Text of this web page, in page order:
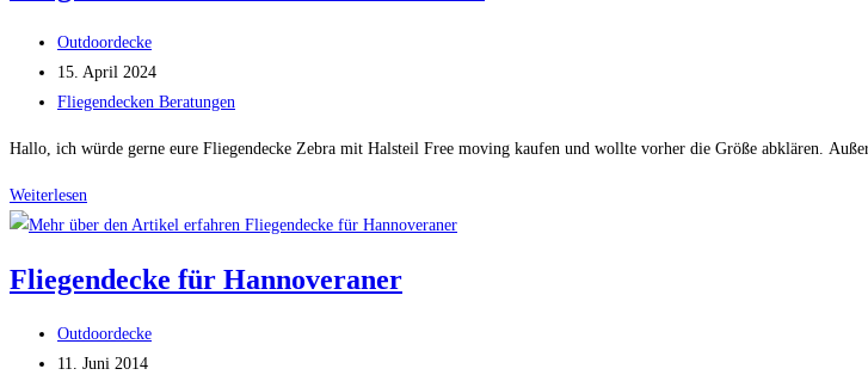
Beitrags-
Autor:
Outdoordecke
Beitrag
veröffentlicht:
15. April 2024
Beitrags-
Fliegendecken Beratungen
Hallo, ich würde gerne eure Fliegendecke Zebra mit Halsteil Free moving kaufen und wollte vorher die Größe abklären.
Weiterlesen
Zebra
Hannoveraner
Fliegendecke für Hannoveraner
Beitrags-
Autor:
Outdoordecke
Beitrag
11. Juni 2014